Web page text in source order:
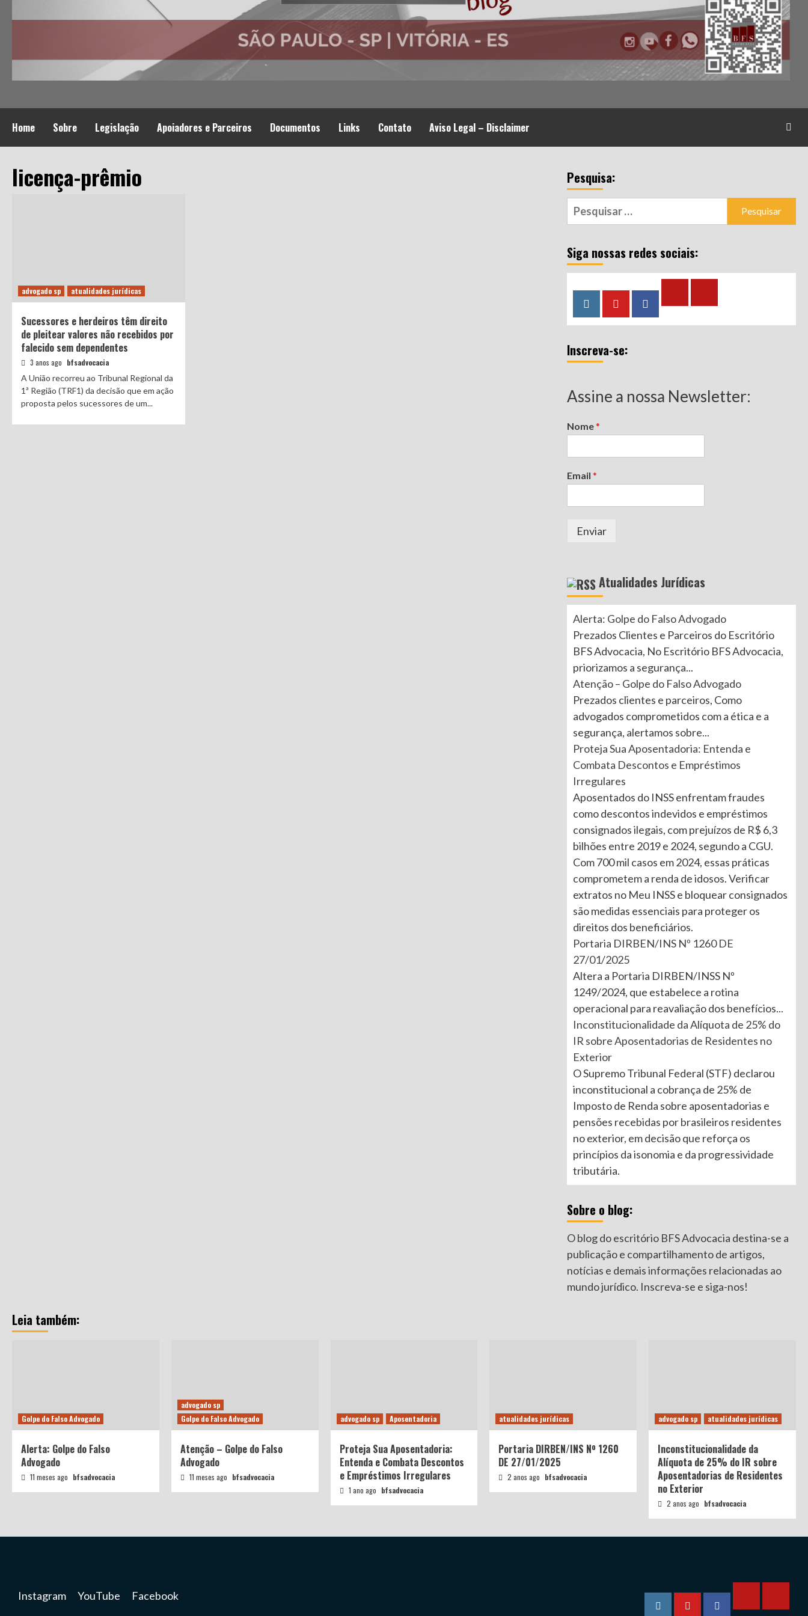
Home Sobre Legislação Apoiadores e Parceiros Documentos Links Contato Aviso Legal – Disclaimer
licença-prêmio
advogado sp atualidades jurídicas
Sucessores e herdeiros têm direito
de pleitear valores não recebidos por
falecido sem dependentes
3 anos ago bfsadvocacia
A União recorreu ao Tribunal Regional da
1ª Região (TRF1) da decisão que em ação
proposta pelos sucessores de um...
Pesquisa:
Pesquisar
por:
Siga nossas redes sociais:
InstagramYouTubeFacebook
Inscreva-se:
Assine a nossa Newsletter:
Nome*
Email *
Enviar
Atualidades Jurídicas
Alerta: Golpe do Falso Advogado
Prezados Clientes e Parceiros do Escritório
BFS Advocacia, No Escritório BFS Advocacia,
priorizamos a segurança...
Atenção – Golpe do Falso Advogado
Prezados clientes e parceiros, Como
advogados comprometidos com a ética e a
segurança, alertamos sobre...
Proteja Sua Aposentadoria: Entenda e
Combata Descontos e Empréstimos
Irregulares
Aposentados do INSS enfrentam fraudes
como descontos indevidos e empréstimos
consignados ilegais, com prejuízos de R$ 6,3
bilhões entre 2019 e 2024, segundo a CGU.
Com 700 mil casos em 2024, essas práticas
comprometem a renda de idosos. Verificar
extratos no Meu INSS e bloquear consignados
são medidas essenciais para proteger os
direitos dos beneficiários.
Portaria DIRBEN/INS Nº 1260 DE
27/01/2025
Altera a Portaria DIRBEN/INSS Nº
1249/2024, que estabelece a rotina
operacional para reavaliação dos benefícios...
Inconstitucionalidade da Alíquota de 25% do
IR sobre Aposentadorias de Residentes no
Exterior
O Supremo Tribunal Federal (STF) declarou
inconstitucional a cobrança de 25% de
Imposto de Renda sobre aposentadorias e
pensões recebidas por brasileiros residentes
no exterior, em decisão que reforça os
princípios da isonomia e da progressividade
tributária.
Sobre o blog:
O blog do escritório BFS Advocacia destina-se a
publicação e compartilhamento de artigos,
notícias e demais informações relacionadas ao
mundo jurídico. Inscreva-se e siga-nos!
Leia também:
Golpe do Falso Advogado
Alerta: Golpe do Falso
Advogado
11 meses ago bfsadvocacia
advogado sp
Golpe do Falso Advogado
Atenção – Golpe do Falso
Advogado
11 meses ago bfsadvocacia
advogado sp Aposentadoria
Proteja Sua Aposentadoria:
Entenda e Combata Descontos
e Empréstimos Irregulares
1 ano ago bfsadvocacia
atualidades jurídicas
Portaria DIRBEN/INS Nº 1260
DE 27/01/2025
2 anos ago bfsadvocacia
advogado sp atualidades jurídicas
Inconstitucionalidade da
Alíquota de 25% do IR sobre
Aposentadorias de Residentes
no Exterior
2 anos ago bfsadvocacia
Instagram YouTube Facebook
InstagramYouTubeFacebook